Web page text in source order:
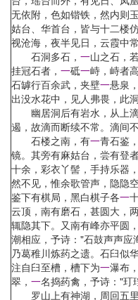
无依附，色如锴铁，然内则
姑台、华首台，皆与十二楼
视沧海，夜半见日，云霞中
石洞多石， 一山之石，
挂冠石者， 一砥一峙，峙者
石罅行百余武，夹壁一悬泉
出没水花中，见人弗畏，此
幽居洞后有岩水，从上滴
遏，故滴而断续不常。滴间
石楼之南，有一青石鉴
镜。其旁有麻姑台，尝有登
十余，彩衣丫髻，手持乐器
然不见，惟余歌管声，隐隐
鉴下有棋局，黑白棋子各一
云顶，南有磨石，甚圆大，
辄隐其下。又南有峰亦平圆
潮相应，予诗："石鼓声声
乃葛稚川炼药之遗。石臼似
注自臼至槽，槽下为一瀑布
翠， 一名捣药禽，予诗："玎
罗山上有神湖，周回五里